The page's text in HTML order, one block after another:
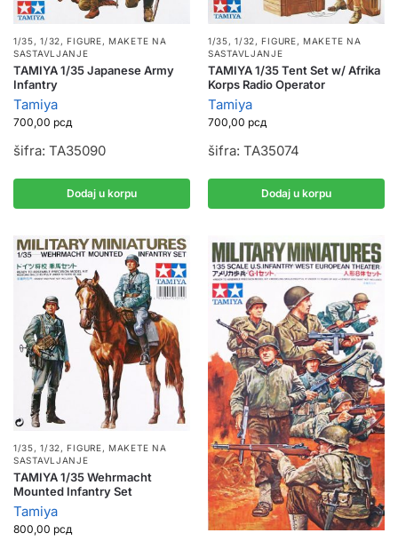
1/35, 1/32,FIGURE,MAKETE NA
SASTAVLJANJE
TAMIYA 1/35 Japanese Army
Infantry
Tamiya
700,00 рсд
šifra: TA35090
Dodaj u korpu
1/35, 1/32,FIGURE,MAKETE NA
SASTAVLJANJE
TAMIYA 1/35 Tent Set w/ Afrika
Korps Radio Operator
Tamiya
700,00 рсд
šifra: TA35074
Dodaj u korpu
1/35, 1/32, FIGURE, MAKETE NA
SASTAVLJANJE
TAMIYA 1/35 Wehrmacht
Mounted Infantry Set
Tamiya
800,00 рсд